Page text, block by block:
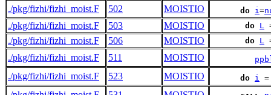
./pkg/fizhi/fizhi_moist.F 502 MOISTIO do i=
./pkg/fizhi/fizhi_moist.F 503 MOISTIO do L
./pkg/fizhi/fizhi_moist.F 506 MOISTIO do L
./pkg/fizhi/fizhi_moist.F 511 MOISTIO
./pkg/fizhi/fizhi_moist.F 523 MOISTIO do i